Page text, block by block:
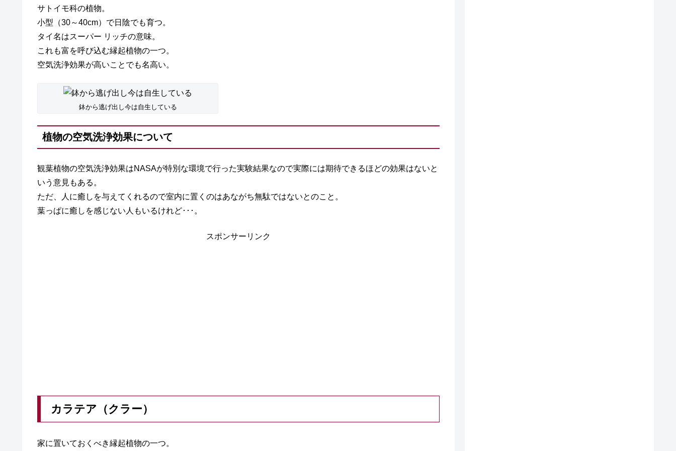
サトイモ科の植物。
小型（30～40cm）で日陰でも育つ。
タイ名はスーパー リッチの意味。
これも富を呼び込む縁起植物の一つ。
空気洗浄効果が高いことでも名高い。
鉢から逃げ出し今は自生している
植物の空気洗浄効果について
観葉植物の空気洗浄効果はNASAが特別な環境で行った実験結果なので実際には期待できるほどの効果はないと
いう意見もある。
ただ、人に癒しを与えてくれるので室内に置くのはあながち無駄ではないとのこと。
葉っぱに癒しを感じない人もいるけれど･･･。
スポンサーリンク
カラテア（クラー）
家に置いておくべき縁起植物の一つ。